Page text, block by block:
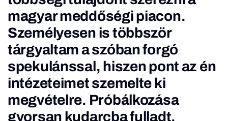
magyar meddőségi piacon.
Személyesen is többször
tárgyaltam a szóban forgó
spekulánssal, hiszen pont az én
intézeteimet szemelte ki
megvételre. Próbálkozása
gyorsan kudarcba fulladt,